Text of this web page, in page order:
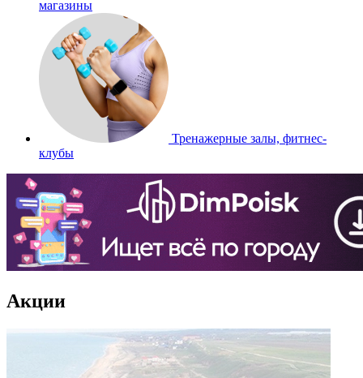
магазины
Тренажерные залы, фитнес-
клубы
Акции